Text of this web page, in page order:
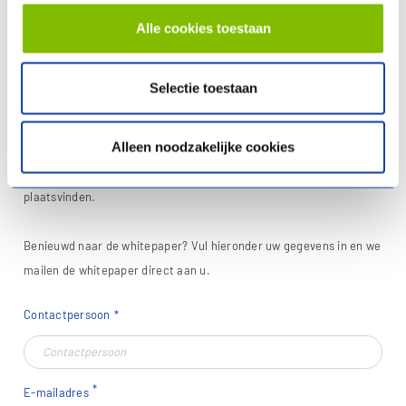
Alle cookies toestaan
Selectie toestaan
Alleen noodzakelijke cookies
Netcongestie-arme nieuwbouwwijken zullen we dit verder
uitleggen, en bovendien zullen we dit onderbouwen met
warmtepompen. Het is voor het eerst dat we deze data
publiceren. Met deze monitoringsdata kunnen we aantonen dat
het verwarmen, koelen en van warm water voorzien van een all-
electric woonwijk, dankzij de juiste keuzes, netcongestie-arm kan
plaatsvinden.
Benieuwd naar de whitepaper? Vul hieronder uw gegevens in en we
mailen de whitepaper direct aan u.
Contactpersoon
E-mailadres